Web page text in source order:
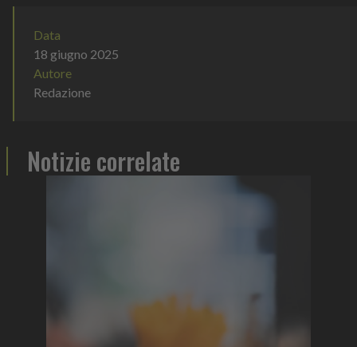
Data
18 giugno 2025
Autore
Redazione
Notizie correlate